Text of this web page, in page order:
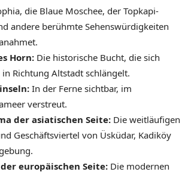
die Blaue Moschee, der Topkapi-
andere berühmte Sehenswürdigkeiten
Horn: Die historische Bucht, die sich
Richtung Altstadt schlängelt.
In der Ferne sichtbar, im
verstreut.
der asiatischen Seite: Die weitläufigen
Geschäftsviertel von Üsküdar, Kadiköy
europäischen Seite: Die modernen